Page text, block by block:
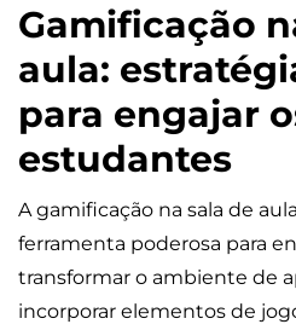
Gamificação
aula:
para engajar
estudantes
A gamificação na sala de
ferramenta poderosa para
transformar o ambiente de
incorporar elementos de